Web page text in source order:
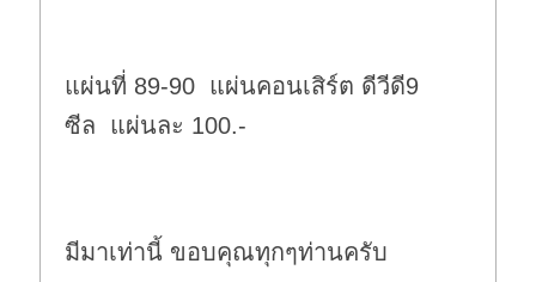
แผ่นที่ 89-90 แผ่นคอนเสิร์ต ดีวีดี9
ซีล แผ่นละ 100.-
มีมาเท่านี้ ขอบคุณทุกๆท่านครับ